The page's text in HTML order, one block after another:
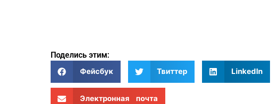
Поделись этим:
Фейсбук
Твиттер LinkedIn
Электронная почта